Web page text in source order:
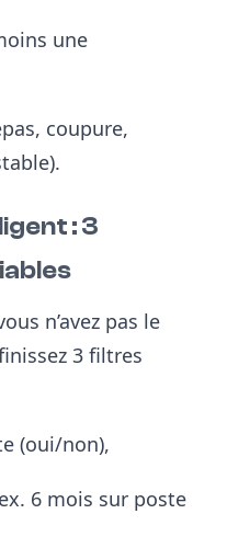
une
coupure,
: 3
n’avez pas le
3 filtres
(oui/non),
6 mois sur poste